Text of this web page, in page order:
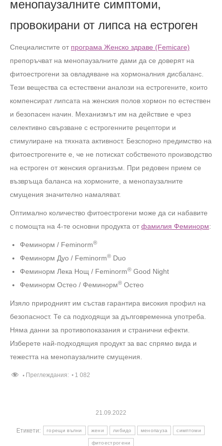
менопаузалните симптоми,
провокирани от липса на естроген
Специалистите от програма Женско здраве (Femicare)
препоръчват на менопаузалните дами да се доверят на
фитоестрогени за овладяване на хормоналния дисбаланс.
Тези вещества са естествени аналози на естрогените, които
компенсират липсата на женския полов хормон по естествен
и безопасен начин. Механизмът им на действие е чрез
селективно свързване с естрогенните рецептори и
стимулиране на тяхната активност. Безспорно предимство на
фитоестрогените е, че не потискат собственото производство
на естроген от женския организъм. При редовен прием се
възвръща баланса на хормоните, а менопаузалните
смущения значително намаляват.
Оптимално количество фитоестрогени може да си набавите
с помощта на 4-те основни продукта от фамилия Феминорм:
Феминорм / Feminorm®
Феминорм Дуо / Feminorm® Duo
Феминорм Лека Нощ / Feminorm® Good Night
Феминорм Остео / Феминорм® Остео
Изяло природният им състав гарантира високия профил на
безопасност. Те са подходящи за дълговременна употреба.
Няма данни за противопоказания и странични ефекти.
Изберете най-подходящия продукт за вас спрямо вида и
тежестта на менопаузалните смущения.
Преглеждания: 1 082
21.09.2022
Етикети: горещи вълни жени либидо менопауза симптоми
фитоестрогени